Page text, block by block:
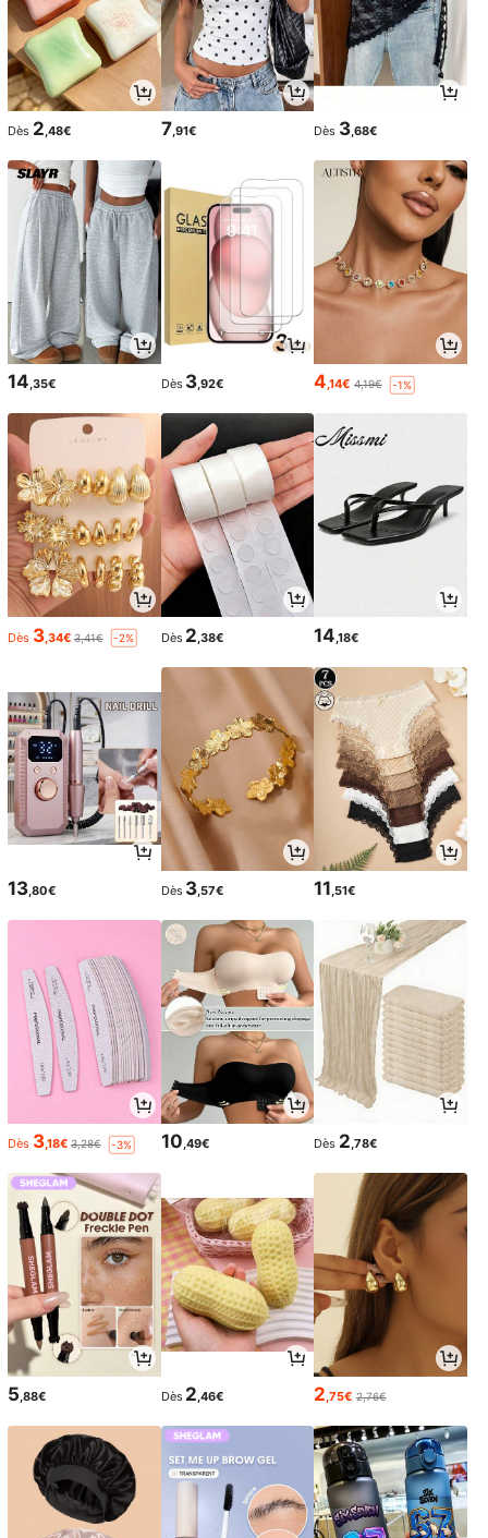
Dès 2,48€ 7,91€ Dès 3,68€
14,35€ Dès 3,92€ 4,14€ 4,19€ -1%
Dès 3,34€ 3,41€ -2% Dès 2 ,38€ 14 ,18€
13 ,80€ Dès 3 ,57€ 11 ,51€
Dès 3,18€ 3,28€ -3% 10,49€ Dès 2,78€
5,88€ Dès 2,46€ 2,75€ 2,76€